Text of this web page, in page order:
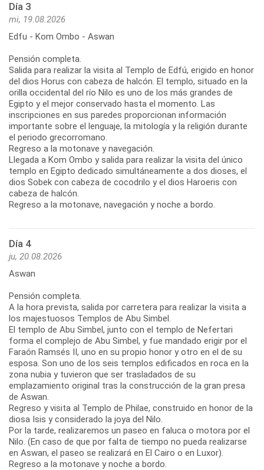
Día 3
mi, 19.08.2026
Edfu - Kom Ombo - Aswan
Pensión completa.
Salida para realizar la visita al Templo de Edfú, erigido en honor
del dios Horus con cabeza de halcón. El templo, situado en la
orilla occidental del río Nilo es uno de los más grandes de
Egipto y el mejor conservado hasta el momento. Las
inscripciones en sus paredes proporcionan información
importante sobre el lenguaje, la mitología y la religión durante
el periodo grecorromano.
Regreso a la motonave y navegación.
Llegada a Kom Ombo y salida para realizar la visita del único
templo en Egipto dedicado simultáneamente a dos dioses, el
dios Sobek con cabeza de cocodrilo y el dios Haroeris con
cabeza de halcón.
Regreso a la motonave, navegación y noche a bordo.
Día 4
ju, 20.08.2026
Aswan
Pensión completa.
A la hora prevista, salida por carretera para realizar la visita a
los majestuosos Templos de Abu Simbel.
El templo de Abu Simbel, junto con el templo de Nefertari
forma el complejo de Abu Simbel, y fue mandado erigir por el
Faraón Ramsés II, uno en su propio honor y otro en el de su
esposa. Son uno de los seis templos edificados en roca en la
zona nubia y tuvieron que ser trasladados de su
emplazamiento original tras la construcción de la gran presa
de Aswan.
Regreso y visita al Templo de Philae, construido en honor de la
diosa Isis y considerado la joya del Nilo.
Por la tarde, realizaremos un paseo en faluca o motora por el
Nilo. (En caso de que por falta de tiempo no pueda realizarse
en Aswan, el paseo se realizará en El Cairo o en Luxor).
Regreso a la motonave y noche a bordo.